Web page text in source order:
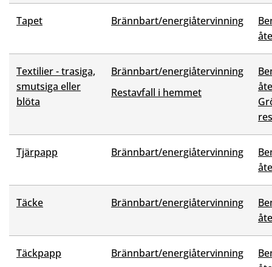
Tapet Brännbart/energiåtervinning
Textilier - trasiga,
smutsiga eller
blöta
Brännbart/energiåtervinning
Restavfall i hemmet
Tjärpapp Brännbart/energiåtervinning
Täcke Brännbart/energiåtervinning
Täckpapp Brännbart/energiåtervinning